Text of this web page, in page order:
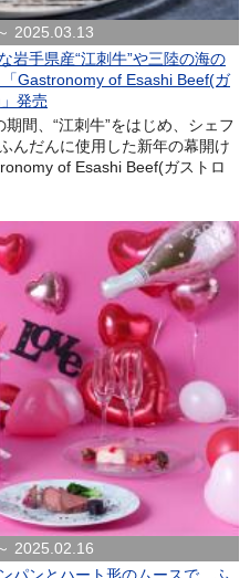
2025.03.13
岩手県産“江刺牛”や三陸の海の
Gastronomy of Esashi Beef(ガ
発売
間、“江刺牛”をはじめ、シェフ
んだんに使用した新年の幕開け
of Esashi Beef(ガストロ
2025.02.16